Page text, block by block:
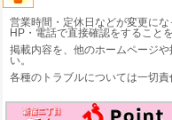
営業時間・定休日などが変更に
HP・電話で直接確認をすること
掲載内容を、他のホームページ
い。
各種のトラブルについては一切責